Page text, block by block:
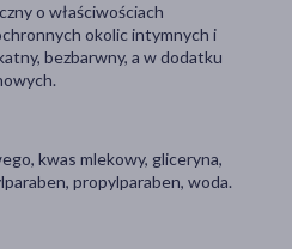
o właściwościach
okolic intymnych i
bezbarwny, a w dodatku
kwas mlekowy, gliceryna,
propylparaben, woda.